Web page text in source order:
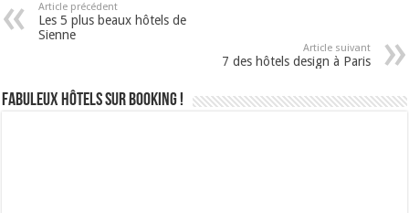
Article précédent
Les 5 plus beaux hôtels de
Sienne
Article suivant
7 des hôtels design à Paris
Fabuleux Hôtels sur Booking !